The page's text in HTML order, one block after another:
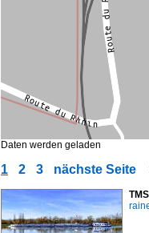
Daten werden geladen
1 2 3 nächste Seite